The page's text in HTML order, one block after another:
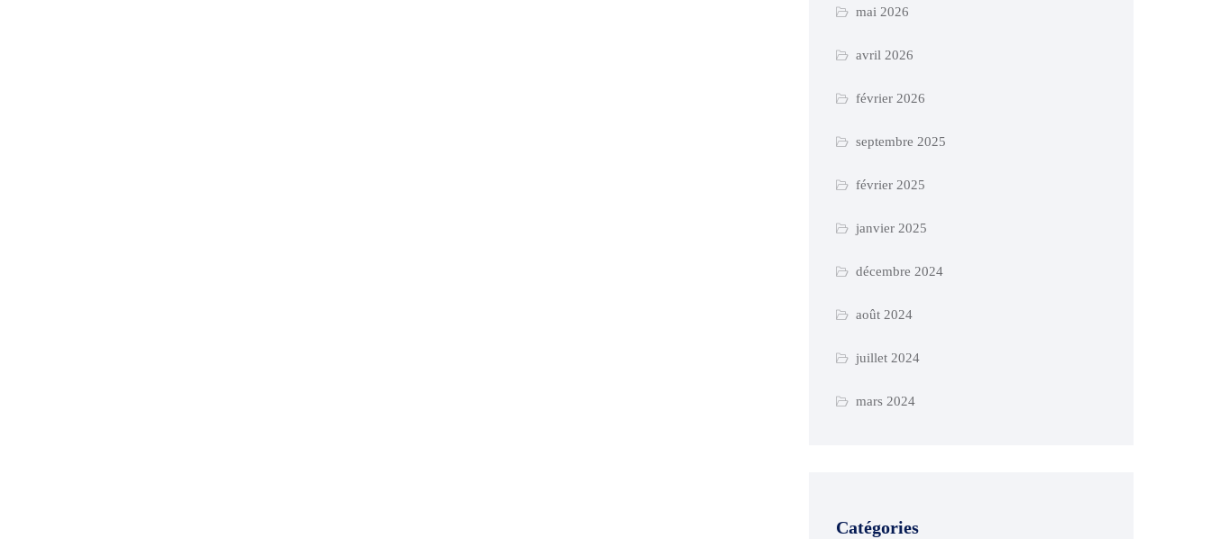
mai 2026
avril 2026
février 2026
septembre 2025
février 2025
janvier 2025
décembre 2024
août 2024
juillet 2024
mars 2024
Catégories